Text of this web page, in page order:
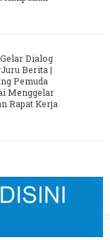
Dialog
Berita |
Pemuda
Menggelar
Rapat Kerja